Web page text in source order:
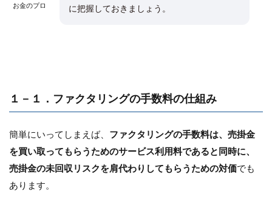
お金のプロ
に把握しておきましょう。
１－１．ファクタリングの手数料の仕組み
簡単にいってしまえば、 ファクタリングの手数料は、売掛金
を買い取ってもらうためのサービス利用料であると同時に、
売掛金の未回収リスクを肩代わりしてもらうための対価でも
あります。